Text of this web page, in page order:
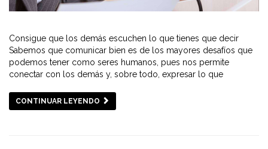
Consigue que los demás escuchen lo que tienes que decir
Sabemos que comunicar bien es de los mayores desafíos que
podemos tener como seres humanos, pues nos permite
conectar con los demás y, sobre todo, expresar lo que
CONTINUAR LEYENDO